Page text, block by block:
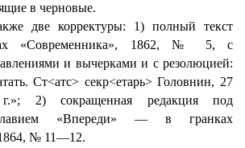
в черновые.
две корректуры: 1) полный текст
«Современника», 1862, № 5, с
и вычерками и с резолюцией:
Ст<атс> секр<етарь> Головнин, 27
2) сокращенная редакция под
«Впереди» — в гранках
№ 11—12.